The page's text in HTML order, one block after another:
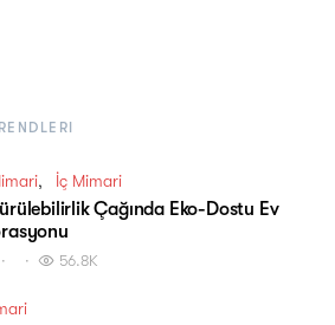
İç Mimari
Çağında Eko-Dostu Ev
56.8K